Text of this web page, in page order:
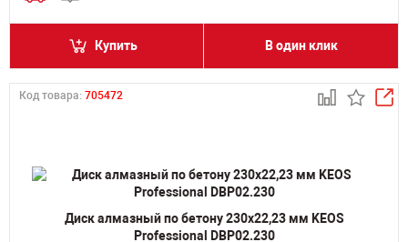
Купить В один клик
Код товара: 705472
Диск алмазный по бетону 230х22,23 мм KEOS
Professional DBP02.230